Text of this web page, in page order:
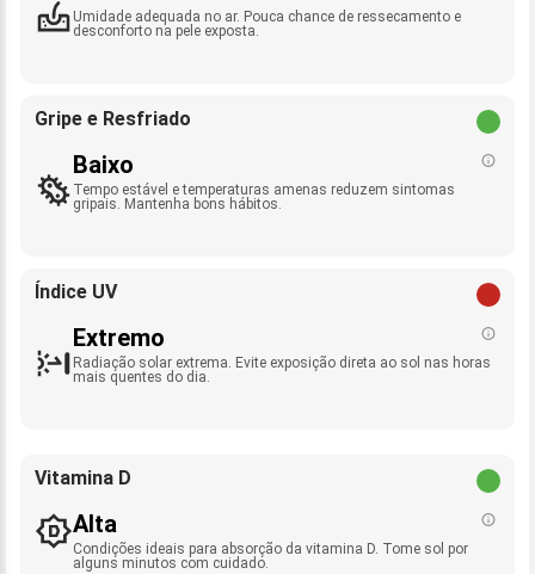
Umidade adequada no ar. Pouca chance de ressecamento e
desconforto na pele exposta.
Gripe e Resfriado
Baixo
Tempo estável e temperaturas amenas reduzem sintomas
gripais. Mantenha bons hábitos.
Índice UV
Extremo
Radiação solar extrema. Evite exposição direta ao sol nas horas
mais quentes do dia.
Vitamina D
Alta
Condições ideais para absorção da vitamina D. Tome sol por
alguns minutos com cuidado.